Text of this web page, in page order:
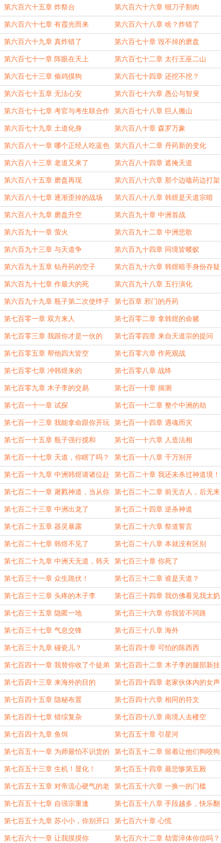
第六百六十五章 炸祭台 第六百六十六章 细刀子割肉
第六百六十七章 有霞光而来 第六百六十八章 啥？炸错了
第六百六十九章 真炸错了 第六百七十章 毁不掉的磨盘
第六百七十一章 阵眼在天上 第六百七十二章 太行王巫二山
第六百七十三章 偷鸡摸狗 第六百七十四章 还挖不挖？
第六百七十五章 无法心安 第六百七十六章 愚公与智叟
第六百七十七章 考官与考生联合作
弊怎么办
第六百七十八章 巨人搬山
第六百七十九章 土道化身 第六百八十章 森罗万象
第六百八十一章 哪个正经人吃蓝色
药丸
第六百八十二章 丹药新的变化
第六百八十三章 老道又来了 第六百八十四章 遮掩天道
第六百八十五章 磨盘再现 第六百八十六章 那个边嗑药边打架
的家伙
第六百八十七章 逐渐歪掉的战场 第六百八十八章 韩煜是天道宗暗
子？
第六百八十九章 磨盘升空 第六百九十章 中洲首战
第六百九十一章 萤火 第六百九十二章 中洲悲歌
第六百九十三章 与天道争 第六百九十四章 同境皆蝼蚁
第六百九十五章 钻丹药的空子 第六百九十六章 韩煜暗手身份存疑
第六百九十七章 作最大的死 第六百九十八章 五行演化
第六百九十九章 瓶子第二次使绊子 第七百章 邪门的丹药
第七百零一章 双方来人 第七百零二章 拿韩煜的命赌
第七百零三章 我跟你才是一伙的 第七百零四章 来自天道宗的提问
第七百零五章 帮他四大皆空 第七百零六章 作死观战
第七百零七章 冲韩煜来的 第七百零八章 战终
第七百零九章 木子李的交易 第七百一十章 揣测
第七百一十一章 试探 第七百一十二章 整个中洲的劫
第七百一十三章 我能拿命跟你开玩
笑？
第七百一十四章 遇魂而灾
第七百一十五章 瓶子强行搅和 第七百一十六章 人造法相
第七百一十七章 天道，你瞎了吗？ 第七百一十八章 千万别开
第七百一十九章 中洲韩煜请诸位赴
死！
第七百二十章 我还未杀过神道境！
第七百二十一章 屠戮神道，当从你
开始
第七百二十二章 前无古人，后无来
者
第七百二十三章 中洲出龙了 第七百二十四章 逆杀神道
第七百二十五章 器灵暴露 第七百二十六章 祭道誓言
第七百二十七章 韩煜不见了 第七百二十八章 本就没有区别
第七百二十九章 中洲天无道，韩天
帝当出
第七百三十章 你死了
第七百三十一章 众生跪伏！ 第七百三十二章 谁是天道？
第七百三十三章 头疼的木子李 第七百三十四章 我仿佛看见我太奶
扇我了！
第七百三十五章 隐匿一地 第七百三十六章 你我皆不同路
第七百三十七章 气息交锋 第七百三十八章 海外
第七百三十九章 碰瓷儿？ 第七百四十章 可怕的陈西西
第七百四十一章 我替你收了个徒弟 第七百四十二章 木子李的腿部新挂
件
第七百四十三章 来海外的目的 第七百四十四章 老家伙体内的女声
第七百四十五章 隐秘布置 第七百四十六章 相同的符文
第七百四十七章 错综复杂 第七百四十八章 南境人去楼空
第七百四十九章 鱼饵 第七百五十章 引星河
第七百五十一章 为师最怕不识货的 第七百五十二章 留着让他们狗咬狗
第七百五十三章 生机！显化！ 第七百五十四章 最悲惨第五殿
第七百五十五章 对帝流心硬气的老
道
第七百五十六章 一换一的门槛
第七百五十七章 自强宗重逢 第七百五十八章 手段越多，快乐翻
倍
第七百五十九章 苏小小，你别开口
了
第七百六十章 心慌
第七百六十一章 让我摸摸你 第七百六十二章 劫雷淬体你信吗？